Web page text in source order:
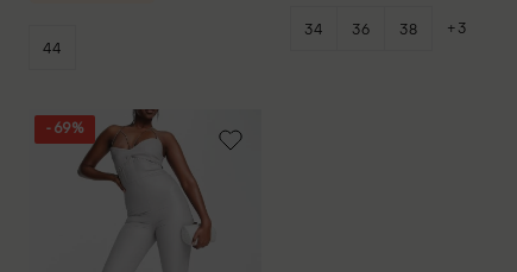
44
34 36 38 +3
- 69%